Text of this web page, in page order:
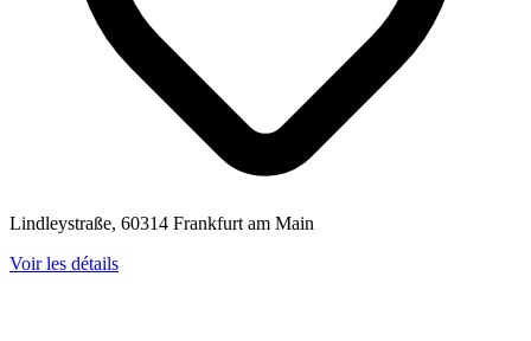
Lindleystraße, 60314 Frankfurt am Main
Voir les détails